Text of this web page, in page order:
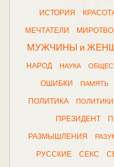
ИСТОРИЯ
МЕЧТАТЕЛИ
МУЖЧИНЫ и
НАРОД НАУКА
ОШИБКИ ПАМЯТЬ
ПОЛИТИКА ПОЛИТИКИ
ПРЕЗИДЕНТ
РАЗМЫШЛЕНИЯ
РУССКИЕ СЕКС